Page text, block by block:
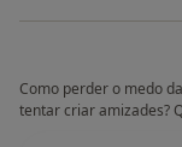
Como perder o medo
tentar criar amizades?